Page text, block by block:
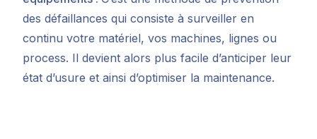
des défaillances qui consiste à surveiller en
continu votre matériel, vos machines, lignes ou
process. Il devient alors plus facile d’anticiper leur
état d’usure et ainsi d’optimiser la maintenance.